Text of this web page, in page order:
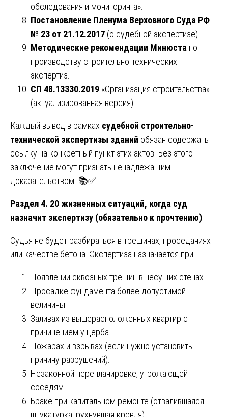
обследования и мониторинга».
Постановление Пленума Верховного Суда РФ
№ 23 от 21.12.2017 (о судебной экспертизе).
Методические рекомендации Минюста по
производству строительно-технических
экспертиз.
СП 48.13330.2019 «Организация строительства»
(актуализированная версия).
Каждый вывод в рамках судебной строительно-
технической экспертизы зданий обязан содержать
ссылку на конкретный пункт этих актов. Без этого
заключение могут признать ненадлежащим
доказательством. 📚✅
Раздел 4. 20 жизненных ситуаций, когда суд
назначит экспертизу (обязательно к прочтению)
Судья не будет разбираться в трещинах, проседаниях
или качестве бетона. Экспертиза назначается при:
Появлении сквозных трещин в несущих стенах.
Просадке фундамента более допустимой
величины.
Заливах из вышерасположенных квартир с
причинением ущерба.
Пожарах и взрывах (если нужно установить
причину разрушений).
Незаконной перепланировке, угрожающей
соседям.
Браке при капитальном ремонте (отвалившаяся
штукатурка, рухнувшая кровля).